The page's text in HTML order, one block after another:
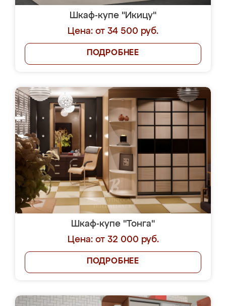
Шкаф-купе "Икицу"
Цена: от 34 500 руб.
ПОДРОБНЕЕ
Шкаф-купе "Тонга"
Цена: от 32 000 руб.
ПОДРОБНЕЕ